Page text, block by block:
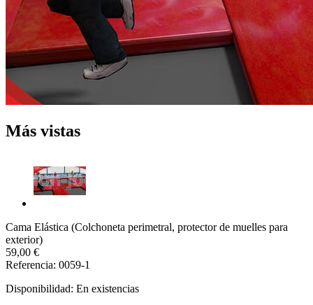
Más vistas
Cama Elástica (Colchoneta perimetral, protector de muelles para
exterior)
59,00 €
Referencia: 0059-1
Disponibilidad: En existencias